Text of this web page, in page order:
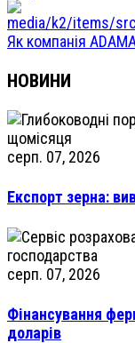
Як компанія
НОВИНИ
серп. 07, 2026
Експорт зерна:
серп. 07, 2026
Фінансування
доларів